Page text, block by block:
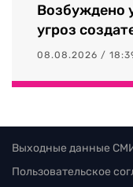
Возбуждено
угроз
08.08.2026 /
Выходные данные
Пользовательское